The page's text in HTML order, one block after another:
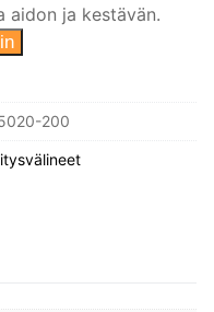
aidon ja kestävän.
200